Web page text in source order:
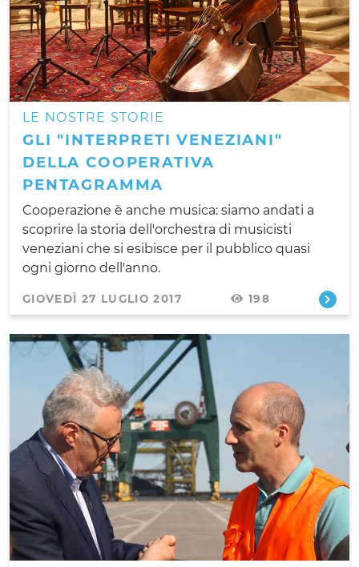
LE NOSTRE STORIE
GLI "INTERPRETI VENEZIANI"
DELLA COOPERATIVA
PENTAGRAMMA
Cooperazione è anche musica: siamo andati a
scoprire la storia dell'orchestra di musicisti
veneziani che si esibisce per il pubblico quasi
ogni giorno dell'anno.
GIOVEDÌ 27 LUGLIO 2017 198